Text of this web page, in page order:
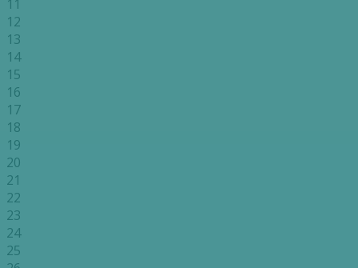
11
12
13
14
15
16
17
18
19
20
21
22
23
24
25